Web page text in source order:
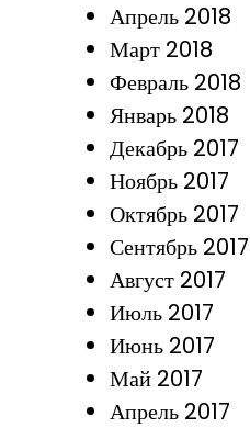
Апрель 2018
Март 2018
Февраль 2018
Январь 2018
Декабрь 2017
Ноябрь 2017
Октябрь 2017
Сентябрь 2017
Август 2017
Июль 2017
Июнь 2017
Май 2017
Апрель 2017